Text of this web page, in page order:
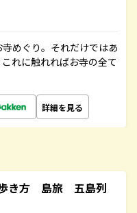
めぐり。それだけではあ
れに触れればお寺の全て
詳細を見る
き方 島旅 五島列